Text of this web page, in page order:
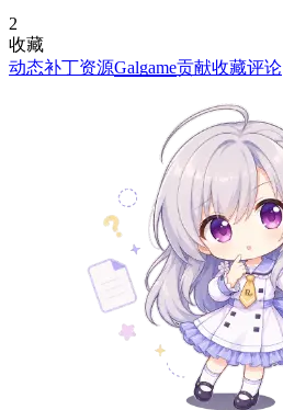
2
收藏
动态补丁资源Galgame贡献收藏评论